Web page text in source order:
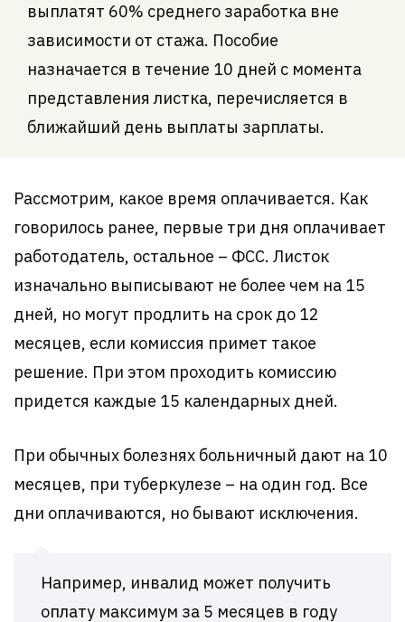
выплатят 60% среднего заработка вне
зависимости от стажа. Пособие
назначается в течение 10 дней с момента
представления листка, перечисляется в
ближайший день выплаты зарплаты.
Рассмотрим, какое время оплачивается. Как
говорилось ранее, первые три дня оплачивает
работодатель, остальное – ФСС. Листок
изначально выписывают не более чем на 15
дней, но могут продлить на срок до 12
месяцев, если комиссия примет такое
решение. При этом проходить комиссию
придется каждые 15 календарных дней.
При обычных болезнях больничный дают на 10
месяцев, при туберкулезе – на один год. Все
дни оплачиваются, но бывают исключения.
Например, инвалид может получить
оплату максимум за 5 месяцев в году